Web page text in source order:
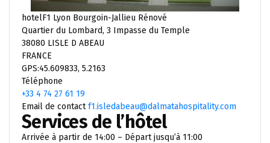
hotelF1 Lyon Bourgoin-Jallieu Rénové
Quartier du Lombard, 3 Impasse du Temple
38080 LISLE D ABEAU
FRANCE
GPS:45.609833, 5.2163
Téléphone
+33 4 74 27 61 19
Email de contactf1.isledabeau@dalmatahospitality.com
Services de l’hôtel
Arrivée à partir de 14:00 – Départ jusqu’à 11:00